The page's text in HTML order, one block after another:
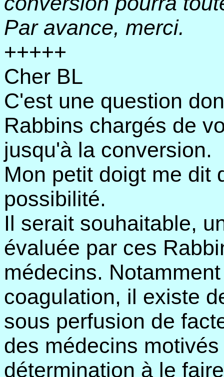
Par avance, merci.
+++++
Cher BL
C'est une question
Rabbins chargés de
jusqu'à la conversion.
Mon petit doigt me dit
possibilité.
Il serait souhaitable,
évaluée par ces
médecins.
coagulation, il existe
sous perfusion de
des médecins
détermination à le